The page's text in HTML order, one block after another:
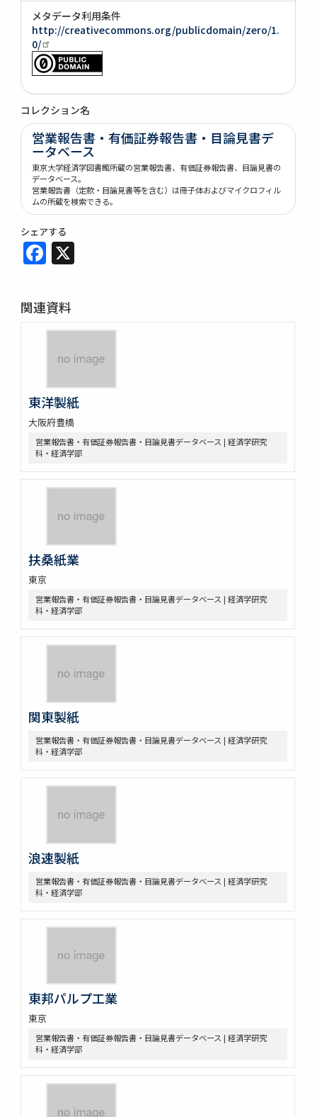
メタデータ利用条件
http://creativecommons.org/publicdomain/zero/1.
0/
コレクション名
営業報告書・有価証券報告書・目論見書デ
ータベース
東京大学経済学図書館所蔵の営業報告書、有価証券報告書、目論見書の
データベース。
営業報告書（定款・目論見書等を含む）は冊子体およびマイクロフィル
ムの所蔵を検索できる。
シェアする
Facebook
関連資料
東洋製紙
大阪府豊橋
営業報告書・有価証券報告書・目論見書データベース | 経済学研究
科・経済学部
扶桑紙業
東京
営業報告書・有価証券報告書・目論見書データベース | 経済学研究
科・経済学部
関東製紙
営業報告書・有価証券報告書・目論見書データベース | 経済学研究
科・経済学部
浪速製紙
営業報告書・有価証券報告書・目論見書データベース | 経済学研究
科・経済学部
東邦パルプ工業
東京
営業報告書・有価証券報告書・目論見書データベース | 経済学研究
科・経済学部